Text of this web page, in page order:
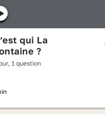
qui La
?
1 question